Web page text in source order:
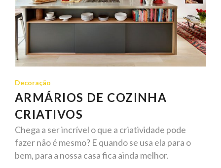
Decoração
ARMÁRIOS DE COZINHA
CRIATIVOS
Chega a ser incrível o que a criatividade pode
fazer não é mesmo? E quando se usa ela para o
bem, para a nossa casa fica ainda melhor.